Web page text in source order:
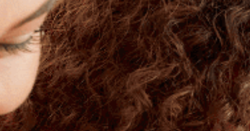
Aide ménagère
Garde d'enfants
Jardinage
Petits travaux de bricolage
Autres services
En soumettant ce formulaire, j'accepte que les informations saisies
soient exploitées dans le cadre de ma demande. *